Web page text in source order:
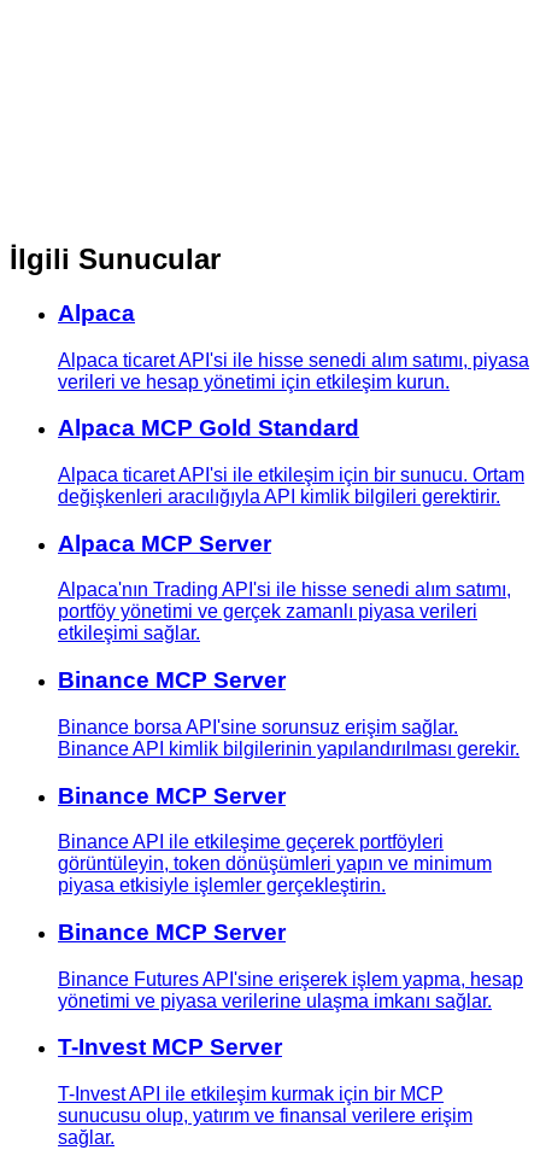
İlgili Sunucular
Alpaca
Alpaca ticaret API'si ile hisse senedi alım satımı, piyasa
verileri ve hesap yönetimi için etkileşim kurun.
Alpaca MCP Gold Standard
Alpaca ticaret API'si ile etkileşim için bir sunucu. Ortam
değişkenleri aracılığıyla API kimlik bilgileri gerektirir.
Alpaca MCP Server
Alpaca'nın Trading API'si ile hisse senedi alım satımı,
portföy yönetimi ve gerçek zamanlı piyasa verileri
etkileşimi sağlar.
Binance MCP Server
Binance borsa API'sine sorunsuz erişim sağlar.
Binance API kimlik bilgilerinin yapılandırılması gerekir.
Binance MCP Server
Binance API ile etkileşime geçerek portföyleri
görüntüleyin, token dönüşümleri yapın ve minimum
piyasa etkisiyle işlemler gerçekleştirin.
Binance MCP Server
Binance Futures API'sine erişerek işlem yapma, hesap
yönetimi ve piyasa verilerine ulaşma imkanı sağlar.
T-Invest MCP Server
T-Invest API ile etkileşim kurmak için bir MCP
sunucusu olup, yatırım ve finansal verilere erişim
sağlar.